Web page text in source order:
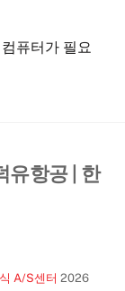
퓨터가 필요
유항공 | 한
A/S센터 2026